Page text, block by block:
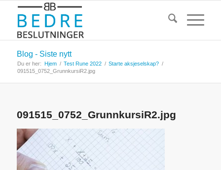
Blog - Siste nytt
Du er her: Hjem / Test Rune 2022 / Starte aksjeselskap? /
091515_0752_GrunnkursiR2.jpg
091515_0752_GrunnkursiR2.jpg